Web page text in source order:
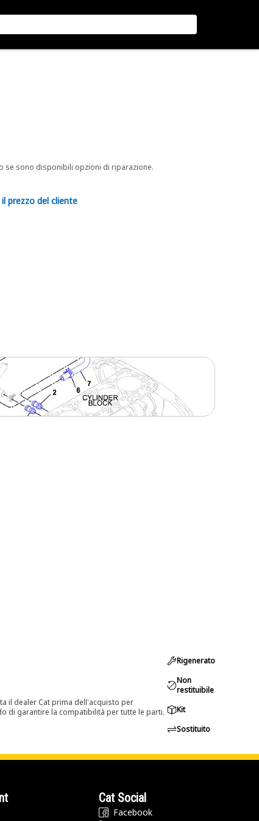
se sono disponibili opzioni di riparazione.
prezzo del cliente
il dealer Cat prima dell'acquisto per
di garantire la compatibilità per tutte le parti.
Rigenerato
Non
restituibile
Kit
Sostituito
Cat Social
Facebook